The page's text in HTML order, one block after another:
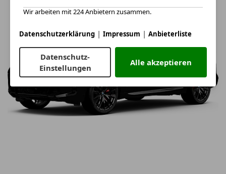
Wir arbeiten mit 224 Anbietern zusammen.
Datenschutzerklärung | Impressum | Anbieterliste
Datenschutz-
Einstellungen
Alle akzeptieren